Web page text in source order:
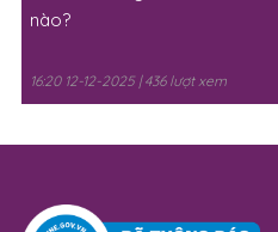
nào?
16:20 12-12-2025 | 436 lượt xem